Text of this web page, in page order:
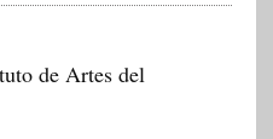
de Artes del